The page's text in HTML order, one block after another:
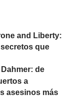
and Liberty:
que
de
a
asesinos más